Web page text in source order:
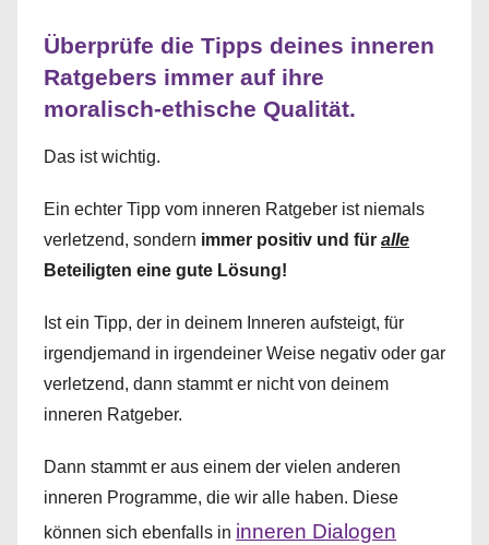
Überprüfe die Tipps deines inneren
Ratgebers immer auf ihre
moralisch-ethische Qualität.
Das ist wichtig.
Ein echter Tipp vom inneren Ratgeber ist niemals
verletzend, sondern immer positiv und für alle
Beteiligten eine gute Lösung!
Ist ein Tipp, der in deinem Inneren aufsteigt, für
irgendjemand in irgendeiner Weise negativ oder gar
verletzend, dann stammt er nicht von deinem
inneren Ratgeber.
Dann stammt er aus einem der vielen anderen
inneren Programme, die wir alle haben. Diese
können sich ebenfalls in inneren Dialogen